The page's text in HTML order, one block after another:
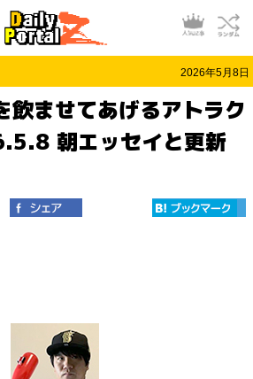
2026年5月8日
飲ませてあげるアトラク
朝エッセイと更新